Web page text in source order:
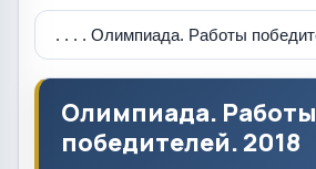
Олимпиада. Работы
победителей. 2018